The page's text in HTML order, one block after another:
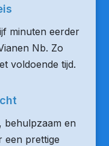
minuten eerder
Nb. Zo
voldoende tijd.
behulpzaam en
een prettige